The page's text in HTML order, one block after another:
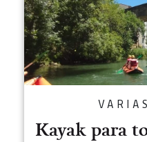
Kayak para